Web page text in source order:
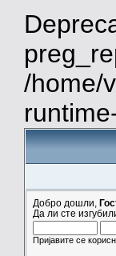
/home/
Добро дошли,
Да ли сте
Пријавите се